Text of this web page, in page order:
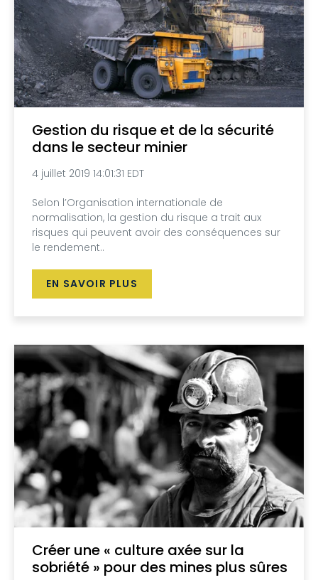
Gestion du risque et de la sécurité
dans le secteur minier
4 juillet 2019 14:01:31 EDT
Selon l’Organisation internationale de
normalisation, la gestion du risque a trait aux
risques qui peuvent avoir des conséquences sur
le rendement..
EN SAVOIR PLUS
Créer une « culture axée sur la
sobriété » pour des mines plus sûres